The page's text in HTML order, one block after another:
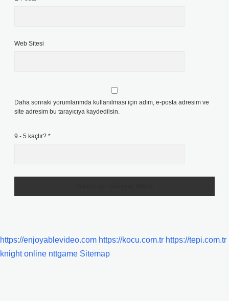
Web Sitesi
Daha sonraki yorumlarımda kullanılması için adım, e-posta adresim ve
site adresim bu tarayıcıya kaydedilsin.
9 - 5 kaçtır? *
https://enjoyablevideo.com https://kocu.com.tr https://tepi.com.tr
knight online nttgame Sitemap